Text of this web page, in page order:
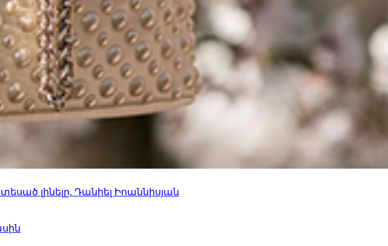
լինելը. Դանիել Իոաննիսյան